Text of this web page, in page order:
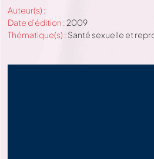
Auteur(s) :
Date d'édition : 2009
Thématique(s) : Santé sexuelle et